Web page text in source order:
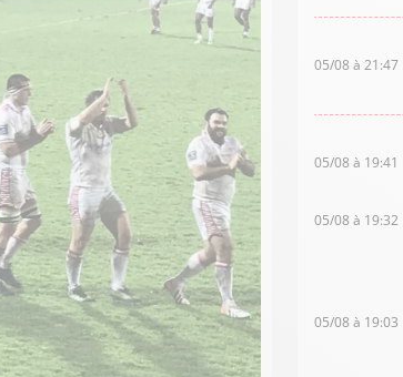
05/08 à 21:47
05/08 à 19:41
05/08 à 19:32
05/08 à 19:03